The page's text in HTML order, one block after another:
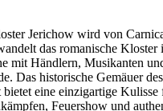
Jerichow wird von
das romanische Kloster
mit Händlern, Musikanten
Das historische Gemäuer
bietet eine einzigartige Kulisse
Feuershow und